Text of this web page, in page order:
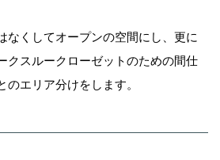
なくしてオープンの空間にし、更に
クスルークローゼットのための間仕
エリア分けをします。